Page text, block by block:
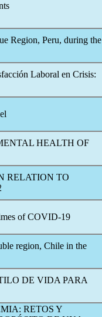
Region, Peru, during the
Laboral en Crisis:
HEALTH OF
RELATION TO
ofCOVID-19
region, Chile in the
DE VIDA PARA
RETOS Y